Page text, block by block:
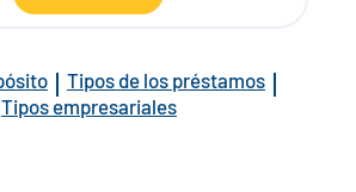
Tipos de los préstamos
Tipos empresariales